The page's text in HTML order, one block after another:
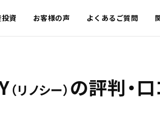
資 お客様の声 よくあるご質問
（リノシー） の評判・